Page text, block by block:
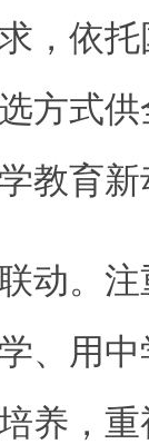
，依
方式
教育
动。
、用
养，